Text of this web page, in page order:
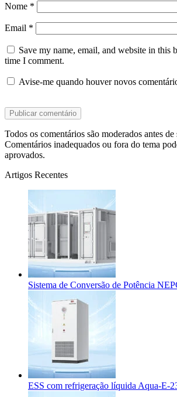
Nome *
Email *
Save my name, email, and website in this
time I comment.
Avise-me quando houver novos
Todos os comentários são moderados antes
Comentários inadequados ou fora do tema
aprovados.
Artigos Recentes
Sistema de Conversão de Potência
ESS com refrigeração líquida Aqua-E-